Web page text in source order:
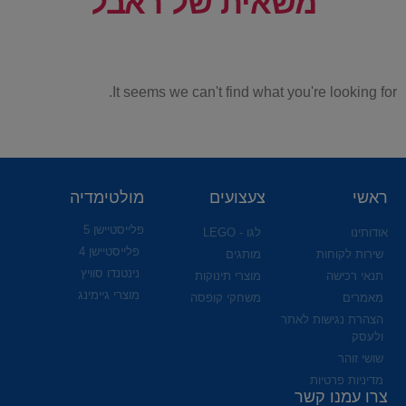
It seems we can't find what you're looking for.
ראשי
אודותינו
שירות לקוחות
תנאי רכישה
מאמרים
הצהרת נגישות לאתר
ולעסק
שושי זוהר
מדיניות פרטיות
צעצועים
לגו - LEGO
מותגים
מוצרי תינוקות
משחקי קופסה
מולטימדיה
פלייסטיישן 5
פלייסטיישן 4
נינטנדו סוויץ
מוצרי גיימינג
צרו עמנו קשר